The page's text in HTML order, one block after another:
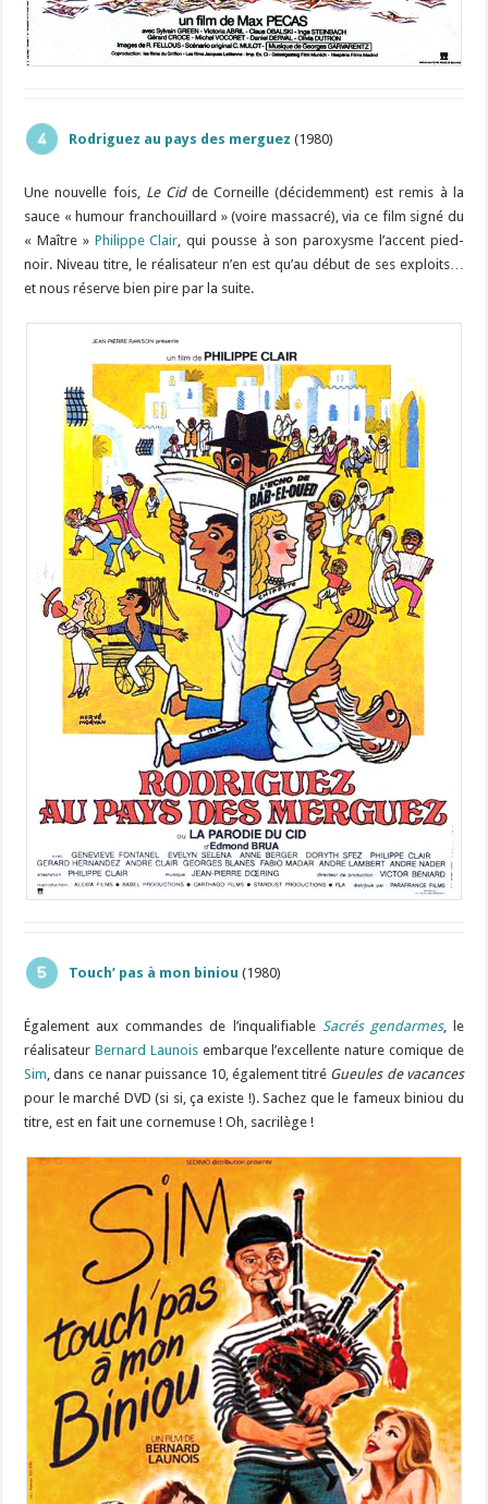
Rodriguez au pays des merguez (1980)
Une nouvelle fois, Le Cidde Corneille (décidemment) est remis à la
sauce « humour franchouillard » (voire massacré), via ce film signé du
« Maître » Philippe Clair, qui pousse à son paroxysme l’accent pied-
noir. Niveau titre, le réalisateur n’en est qu’au début de ses exploits…
et nous réserve bien pire par la suite.
Touch’ pas à mon biniou (1980)
Également aux commandes de l’inqualifiable Sacrés gendarmes, le
réalisateurBernard Launoisembarque l’excellente nature comique de
Sim , dans ce nanar puissance 10, également titré Gueules de vacances
pour le marché DVD (si si, ça existe !). Sachez que le fameux biniou du
titre, est en fait une cornemuse ! Oh, sacrilège !